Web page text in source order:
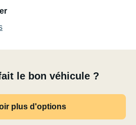
le bon véhicule ?
plus d'options